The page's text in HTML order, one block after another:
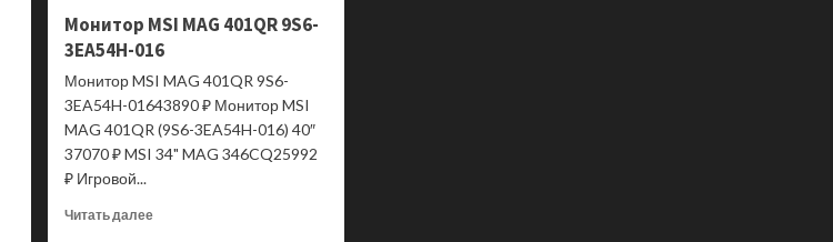
Монитор MSI MAG 401QR 9S6-
3EA54H-016
Монитор MSI MAG 401QR 9S6-
3EA54H-01643890 ₽ Монитор MSI
MAG 401QR (9S6-3EA54H-016) 40″
37070 ₽ MSI 34" MAG 346CQ25992
₽ Игровой...
Читать далееПрочитать